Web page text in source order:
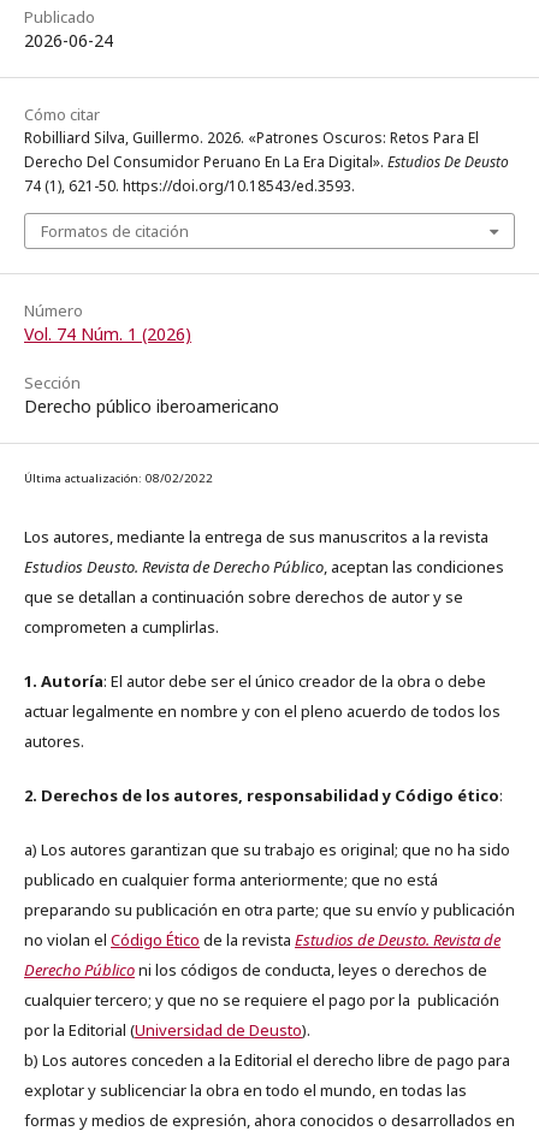
Publicado
2026-06-24
Cómo citar
Robilliard Silva, Guillermo. 2026. «Patrones Oscuros: Retos Para El
Derecho Del Consumidor Peruano En La Era Digital». Estudios De Deusto
74 (1), 621-50. https://doi.org/10.18543/ed.3593.
Formatos de citación
Número
Vol. 74 Núm. 1 (2026)
Sección
Derecho público iberoamericano
Última actualización: 08/02/2022
Los autores, mediante la entrega de sus manuscritos a la revista
Estudios Deusto. Revista de Derecho Público, aceptan las condiciones
que se detallan a continuación sobre derechos de autor y se
comprometen a cumplirlas.
1. Autoría: El autor debe ser el único creador de la obra o debe
actuar legalmente en nombre y con el pleno acuerdo de todos los
autores.
2. Derechos de los autores, responsabilidad y Código ético:
a) Los autores garantizan que su trabajo es original; que no ha sido
publicado en cualquier forma anteriormente; que no está
preparando su publicación en otra parte; que su envío y publicación
no violan el Código Ético de la revista Estudios de Deusto. Revista de
Derecho Públiconi los códigos de conducta, leyes o derechos de
cualquier tercero; y que no se requiere el pago por la publicación
por la Editorial (Universidad de Deusto).
b) Los autores conceden a la Editorial el derecho libre de pago para
explotar y sublicenciar la obra en todo el mundo, en todas las
formas y medios de expresión, ahora conocidos o desarrollados en